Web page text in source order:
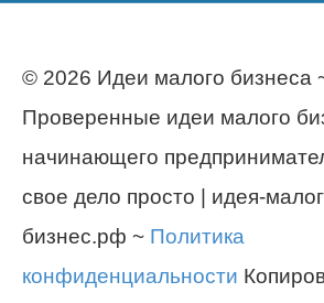
© 2026 Идеи малого бизнеса
Проверенные идеи малого
начинающего
свое дело просто | идея-
бизнес.рф ~ Политика
конфиденциальности